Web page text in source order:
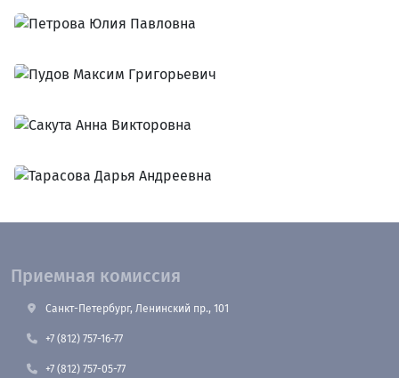
Приемная комиссия
Санкт-Петербург, Ленинский пр., 101
+7 (812) 757-16-77
+7 (812) 757-05-77